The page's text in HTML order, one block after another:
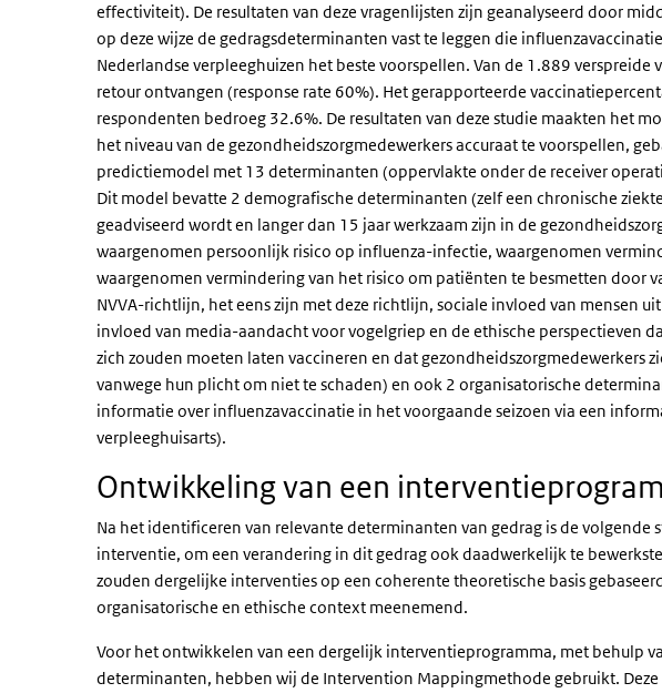
effectiviteit). De resultaten van deze vragenlijsten zijn geanalyseerd door
op deze wijze de gedragsdeterminanten vast te leggen die
Nederlandse verpleeghuizen het beste voorspellen. Van de 1.889
retour ontvangen (response rate 60%). Het gerapporteerde
respondenten bedroeg 32.6%. De resultaten van deze studie maakten het
het niveau van de gezondheidszorgmedewerkers accuraat te voorspellen,
predictiemodel met 13 determinanten (oppervlakte onder de receiver
Dit model bevatte 2 demografische determinanten (zelf een chronische
geadviseerd wordt en langer dan 15 jaar werkzaam zijn in de
waargenomen persoonlijk risico op influenza-infectie, waargenomen
waargenomen vermindering van het risico om patiënten te besmetten door
NVVA-richtlijn, het eens zijn met deze richtlijn, sociale invloed van mensen
invloed van media-aandacht voor vogelgriep en de ethische perspectieven
zich zouden moeten laten vaccineren en dat gezondheidszorgmedewerkers
vanwege hun plicht om niet te schaden) en ook 2 organisatorische
informatie over influenzavaccinatie in het voorgaande seizoen via een
verpleeghuisarts).
Ontwikkeling van een
Na het identificeren van relevante determinanten van gedrag is de volgende
interventie, om een verandering in dit gedrag ook daadwerkelijk te
zouden dergelijke interventies op een coherente theoretische basis
organisatorische en ethische context meenemend.
Voor het ontwikkelen van een dergelijk interventieprogramma, met behulp
determinanten, hebben wij de Intervention Mappingmethode gebruikt.